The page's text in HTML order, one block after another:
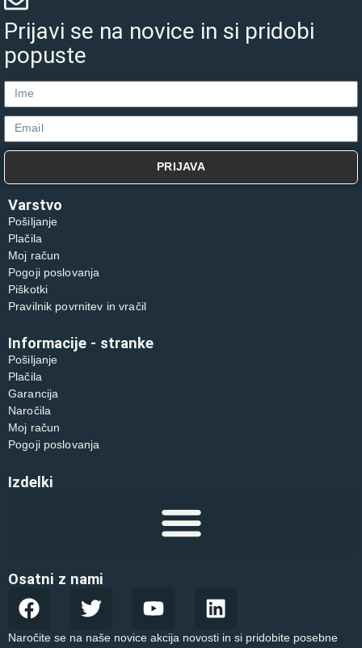
Prijavi se na novice in si pridobi
popuste
PRIJAVA
Varstvo
Pošiljanje
Plačila
Moj račun
Pogoji poslovanja
Piškotki
Pravilnik povrnitev in vračil
Informacije - stranke
Pošiljanje
Plačila
Garancija
Naročila
Moj račun
Pogoji poslovanja
Izdelki
Osatni z nami
Naročite se na naše novice akcija novosti in si pridobite posebne